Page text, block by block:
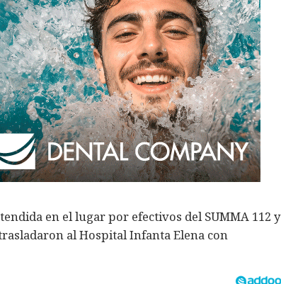
en el lugar por efectivos del SUMMA 112 y
al Hospital Infanta Elena con